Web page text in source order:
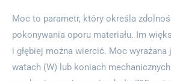
Moc to parametr, który określa
pokonywania oporu materiału. Im
i głębiej można wiercić. Moc wyrażana
watach (W) lub koniach